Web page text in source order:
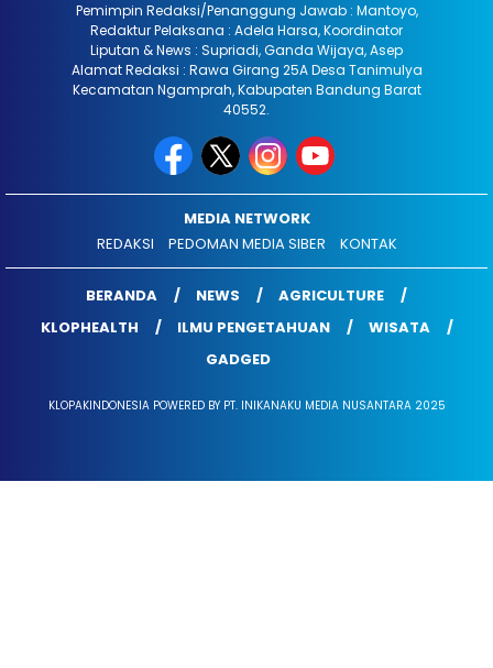
Pemimpin Redaksi/Penanggung Jawab : Mantoyo,
Redaktur Pelaksana : Adela Harsa, Koordinator
Liputan & News : Supriadi, Ganda Wijaya, Asep
Alamat Redaksi : Rawa Girang 25A Desa Tanimulya
Kecamatan Ngamprah, Kabupaten Bandung Barat
40552.
MEDIA NETWORK
REDAKSI
PEDOMAN MEDIA SIBER KONTAK
BERANDA NEWS
AGRICULTURE
KLOPHEALTH
ILMU PENGETAHUAN
WISATA
GADGED
KLOPAKINDONESIA POWERED BY PT. INIKANAKU MEDIA NUSANTARA 2025